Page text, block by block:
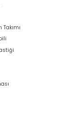
Takımı